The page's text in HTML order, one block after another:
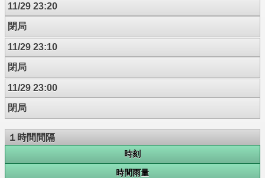
11/29 23:20
閉局
11/29 23:10
閉局
11/29 23:00
閉局
１時間間隔
時刻
時間雨量